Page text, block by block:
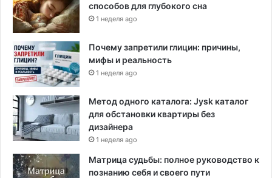
способов для глубокого сна
1 неделя ago
Почему запретили глицин: причины,
мифы и реальность
1 неделя ago
Метод одного каталога: Jysk каталог
для обстановки квартиры без
дизайнера
1 неделя ago
Матрица судьбы: полное руководство к
познанию себя и своего пути